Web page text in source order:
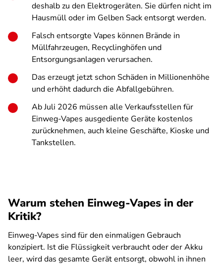
deshalb zu den Elektrogeräten. Sie dürfen nicht im
Hausmüll oder im Gelben Sack entsorgt werden.
Falsch entsorgte Vapes können Brände in
Müllfahrzeugen, Recyclinghöfen und
Entsorgungsanlagen verursachen.
Das erzeugt jetzt schon Schäden in Millionenhöhe
und erhöht dadurch die Abfallgebühren.
Ab Juli 2026 müssen alle Verkaufsstellen für
Einweg-Vapes ausgediente Geräte kostenlos
zurücknehmen, auch kleine Geschäfte, Kioske und
Tankstellen.
Warum stehen Einweg-Vapes in der
Kritik?
Einweg-Vapes sind für den einmaligen Gebrauch
konzipiert. Ist die Flüssigkeit verbraucht oder der Akku
leer, wird das gesamte Gerät entsorgt, obwohl in ihnen